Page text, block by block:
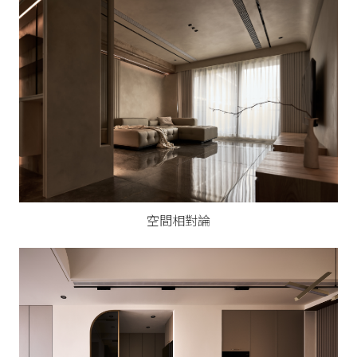
空間相對論